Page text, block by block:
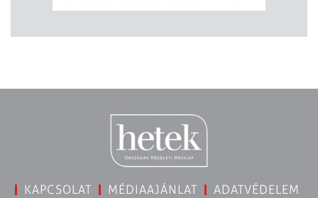
KAPCSOLAT MÉDIAAJÁNLAT
ADATVÉDELEM